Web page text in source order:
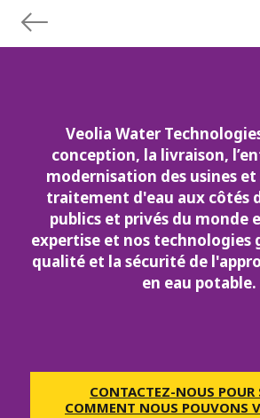
Veolia Water
conception, la livraison,
modernisation des usines et
traitement d'eau aux côtés
publics et privés du monde
expertise et nos technologies
qualité et la sécurité de
en eau potable.
CONTACTEZ-NOUS POUR
COMMENT NOUS POUVONS